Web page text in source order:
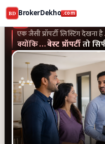
BD BrokerDekho .com
Buy and rent property in
BrokerDekho
एक जैसी प्रॉपर्टी लिस्टिंग देखना है
क्योंकि…बेस्ट प्रॉपर्टीतो
एक जैसी प्रॉपर्टी लिस्टिंग और